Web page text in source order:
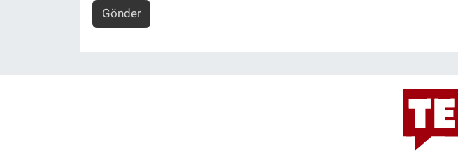
Gönder